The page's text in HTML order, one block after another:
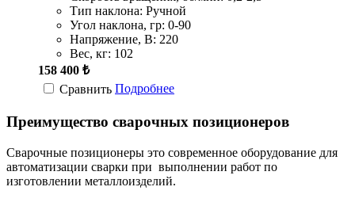
Тип наклона: Ручной
Угол наклона, гр: 0-90
Напряжение, В: 220
Вес, кг: 102
158 400 ₺
Сравнить Подробнее
Преимущество сварочных позиционеров
Сварочные позиционеры это современное оборудование для
автоматизации сварки при выполнении работ по
изготовлении металлоизделий.